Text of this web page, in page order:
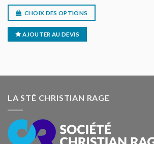
CHOIX DES OPTIONS
AJOUTER AU DEVIS
LA STÉ CHRISTIAN RAGE